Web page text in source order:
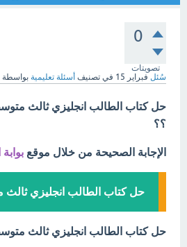
0
تصويتات
سُئل فبراير 15 في تصنيف أسئلة تعليمية بواسطة
؟؟
الإجابة الصحيحة من خلال موقع
حل كتاب الطالب انجليزي
حل كتاب الطالب انجليزي ثالث متوسط